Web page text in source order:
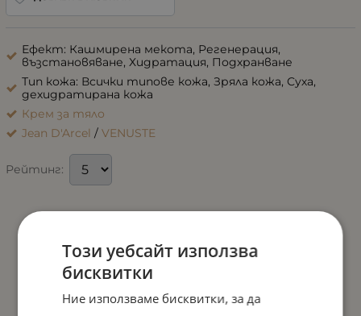
Ефект: Кашмирена мекота, Регенерация,
възстановяване, Хидратация, Подхранване
Тип кожа: Всички типове кожа, Зряла кожа, Суха,
дехидратирана кожа
Крем за тяло
Jean D'Arcel / VENUSTE
Рейтинг:
Този уебсайт използва
бисквитки
Ние използваме бисквитки, за да